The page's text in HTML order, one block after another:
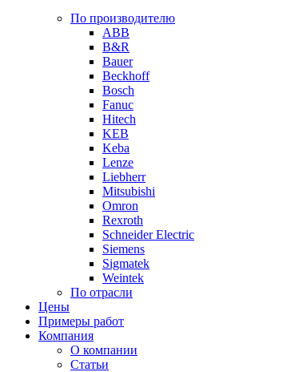
По производителю
ABB
B&R
Bauer
Beckhoff
Bosch
Fanuc
Hitech
KEB
Keba
Lenze
Liebherr
Mitsubishi
Omron
Rexroth
Schneider Electric
Siemens
Sigmatek
Weintek
По отрасли
Цены
Примеры работ
Компания
О компании
Статьи